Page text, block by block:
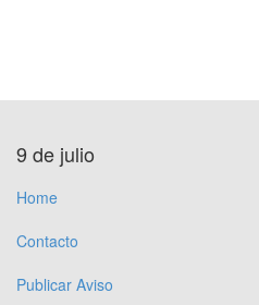
9 de julio
Home
Contacto
Publicar Aviso